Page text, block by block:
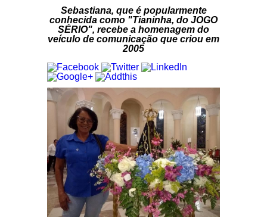
Sebastiana, que é popularmente
conhecida como "Tianinha, do JOGO
SÉRIO", recebe a homenagem do
veículo de comunicação que criou em
2005